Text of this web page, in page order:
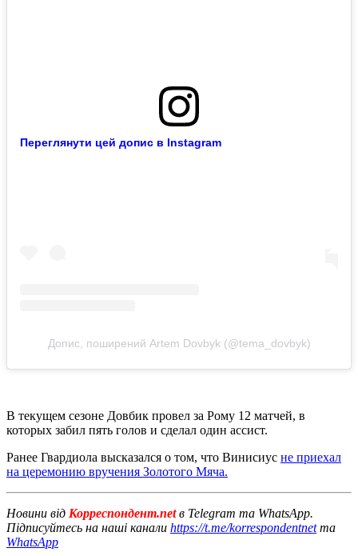
Переглянути цей допис в Instagram
Допис, поширений Artem Dovbyk (@tema_dovbyk)
В текущем сезоне Довбик провел за Рому 12 матчей, в
которых забил пять голов и сделал один ассист.
Ранее Гвардиола высказался о том, что Винисиус не приехал
на церемонию вручения Золотого Мяча.
Новини від Корреспондент.netв Telegram та WhatsApp.
Підписуйтесь на наші канали https://t.me/korrespondentnetта
WhatsApp